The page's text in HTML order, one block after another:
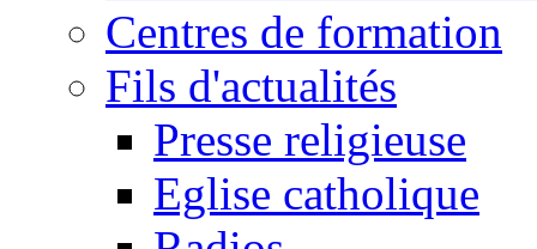
Centres de formation
Fils d'actualités
Presse religieuse
Eglise catholique